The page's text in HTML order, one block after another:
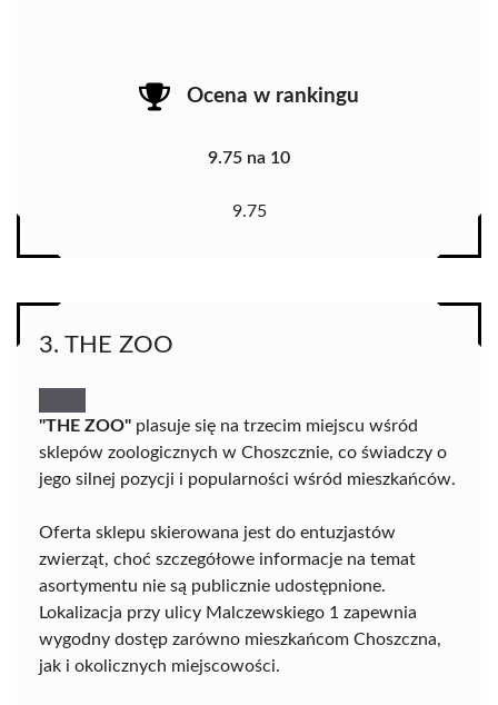
Ocena w rankingu
9.75 na 10
9.75
3. THE ZOO
"THE ZOO" plasuje się na trzecim miejscu wśród
sklepów zoologicznych w Choszcznie, co świadczy o
jego silnej pozycji i popularności wśród mieszkańców.
Oferta sklepu skierowana jest do entuzjastów
zwierząt, choć szczegółowe informacje na temat
asortymentu nie są publicznie udostępnione.
Lokalizacja przy ulicy Malczewskiego 1 zapewnia
wygodny dostęp zarówno mieszkańcom Choszczna,
jak i okolicznych miejscowości.